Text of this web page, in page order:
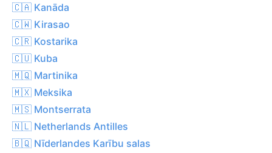
🇨🇦 Kanāda
🇨🇼 Kirasao
🇨🇷 Kostarika
🇨🇺 Kuba
🇲🇶 Martinika
🇲🇽 Meksika
🇲🇸 Montserrata
🇳🇱 Netherlands Antilles
🇧🇶 Nīderlandes Karību salas